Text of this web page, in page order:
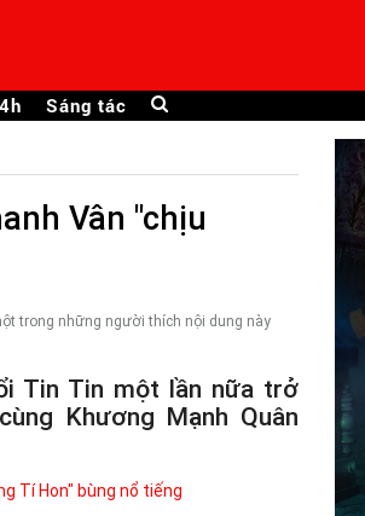
Sáng tác
Vân "chịu
trong những người thích nội dung này
Tin Tin một lần nữa trở
Khương Mạnh Quân
Tí Hon" bùng nổ tiếng